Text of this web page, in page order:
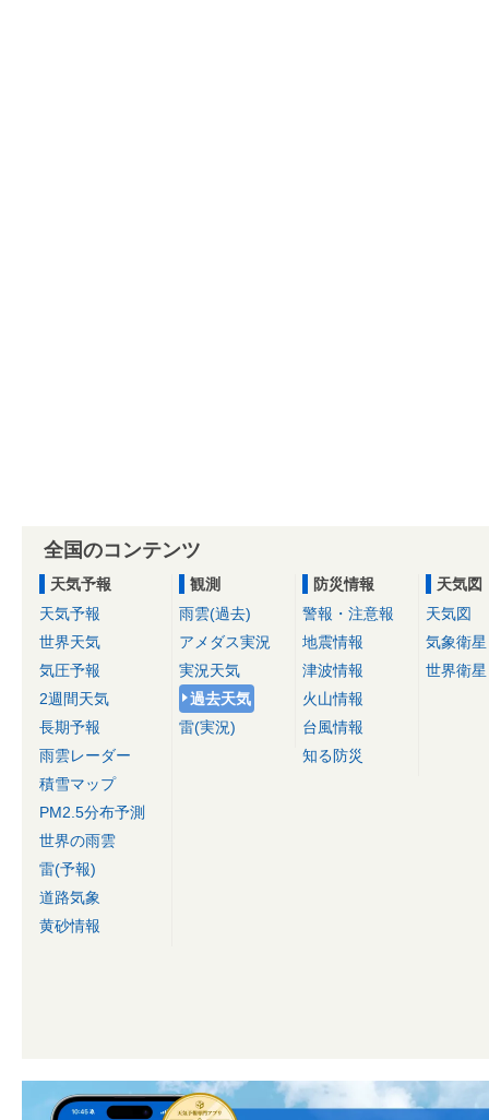
全国のコンテンツ
天気予報
天気予報
世界天気
気圧予報
2週間天気
長期予報
雨雲レーダー
積雪マップ
PM2.5分布予測
世界の雨雲
雷(予報)
道路気象
黄砂情報
観測
雨雲(過去)
アメダス実況
実況天気
過去天気
雷(実況)
防災情報
警報・注意報
地震情報
津波情報
火山情報
台風情報
知る防災
天気図
天気図
気象衛星
世界衛星